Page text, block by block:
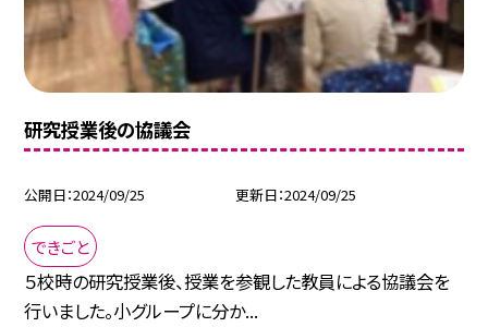
研究授業後の協議会
公開日 2024/09/25 更新日 2024/09/25
できごと
５校時の研究授業後、授業を参観した教員による協議会を
行いました。小グループに分か...